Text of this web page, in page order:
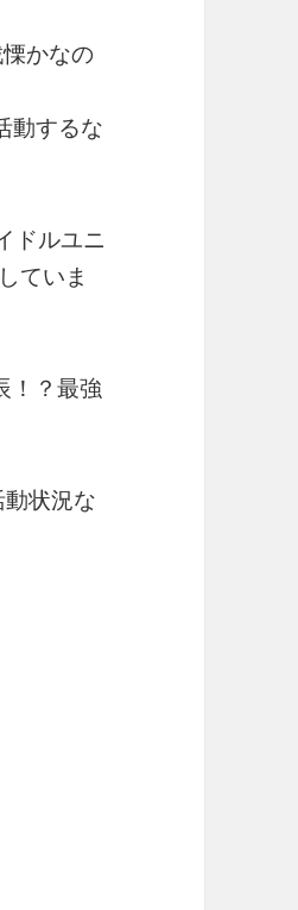
かなの
動するな
ドルユニ
ていま
！？最強
状況な